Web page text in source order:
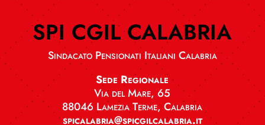
SPI CGIL CALABRIA
Sindacato Pensionati Italiani Calabria
Sede Regionale
Via del Mare, 65
88046 Lamezia Terme, Calabria
spicalabria@spicgilcalabria.it